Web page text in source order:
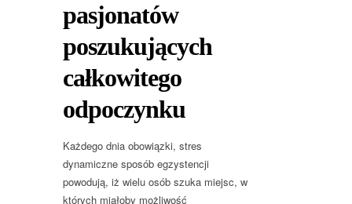
pasjonatów
poszukujących
całkowitego
odpoczynku
Każdego dnia obowiązki, stres
dynamiczne sposób egzystencji
powodują, iż wielu osób szuka miejsc, w
których miałoby możliwość